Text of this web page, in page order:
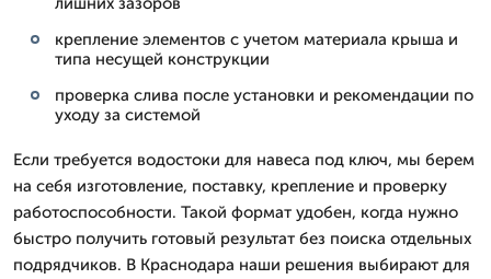
крепление элементов с учетом материала крыша и
типа несущей конструкции
проверка слива после установки и рекомендации по
уходу за системой
Если требуется водостоки для навеса под ключ, мы берем
на себя изготовление, поставку, крепление и проверку
работоспособности. Такой формат удобен, когда нужно
быстро получить готовый результат без поиска отдельных
подрядчиков. В Краснодара наши решения выбирают для